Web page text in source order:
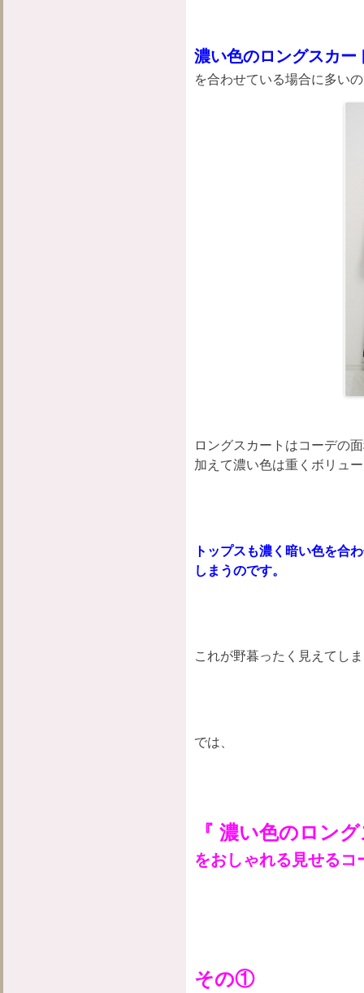
濃い色のロングスカ
を合わせている場合に多い
ロングスカートはコーデの
加えて濃い色は重くボリュ
トップスも濃く暗い色を合
しまうのです。
これが野暮ったく見えてし
では、
『 濃い色のロン
をおしゃれる見せる
その①